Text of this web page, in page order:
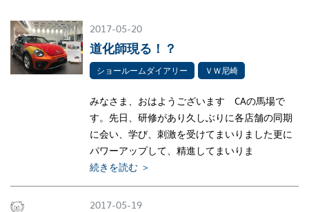
2017-05-20
道化師現る！？
ショールームダイアリー ＶＷ尼崎
みなさま、おはようございます CAの馬場で
す。先日、研修があり久しぶりに各店舗の同期
に会い、学び、刺激を受けてまいりました更に
パワーアップして、精進してまいりま
続きを読む ＞
2017-05-19